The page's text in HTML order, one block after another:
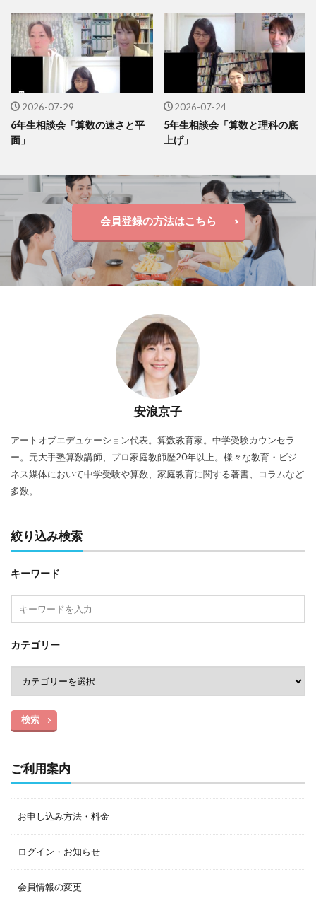
2026-07-29
6年生相談会「算数の速さと平
面」
2026-07-24
5年生相談会「算数と理科の底
上げ」
会員登録の方法はこちら
安浪京子
アートオブエデュケーション代表。算数教育家。中学受験カウンセラ
ー。元大手塾算数講師、プロ家庭教師歴20年以上。様々な教育・ビジ
ネス媒体において中学受験や算数、家庭教育に関する著書、コラムなど
多数。
絞り込み検索
キーワード
カテゴリー
検索
ご利用案内
お申し込み方法・料金
ログイン・お知らせ
会員情報の変更